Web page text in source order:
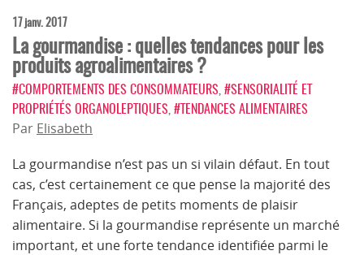
17 janv. 2017
La gourmandise : quelles tendances pour les
produits agroalimentaires ?
#COMPORTEMENTS DES CONSOMMATEURS #SENSORIALITÉ ET
PROPRIÉTÉS ORGANOLEPTIQUES #TENDANCES ALIMENTAIRES
Par Elisabeth
La gourmandise n’est pas un si vilain défaut. En tout
cas, c’est certainement ce que pense la majorité des
Français, adeptes de petits moments de plaisir
alimentaire. Si la gourmandise représente un marché
important, et une forte tendance identifiée parmi le